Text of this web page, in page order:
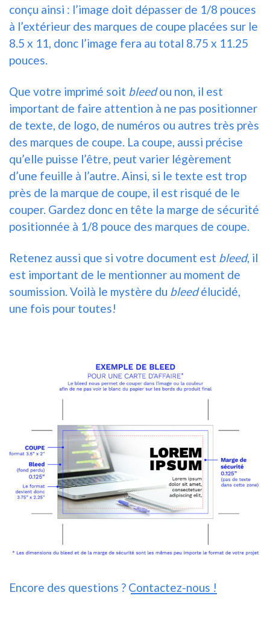
conçu ainsi : l’image doit dépasser de 1/8 pouces
à l’extérieur des marques de coupe placées sur le
8.5 x 11, donc l’image fera au total 8.75 x 11.25
pouces.
Que votre imprimé soit bleedou non, il est
important de faire attention à ne pas positionner
de texte, de logo, de numéros ou autres très près
des marques de coupe. La coupe, aussi précise
qu’elle puisse l’être, peut varier légèrement
d’une feuille à l’autre. Ainsi, si le texte est trop
près de la marque de coupe, il est risqué de le
couper. Gardez donc en tête la marge de sécurité
positionnée à 1/8 pouce des marques de coupe.
Retenez aussi que si votre document est bleed, il
est important de le mentionner au moment de
soumission. Voilà le mystère du bleedélucidé,
une fois pour toutes!
Encore des questions ? Contactez-nous !